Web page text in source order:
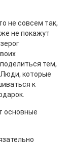
не совсем так,
не покажут
тем,
Люди, которые
к
основные